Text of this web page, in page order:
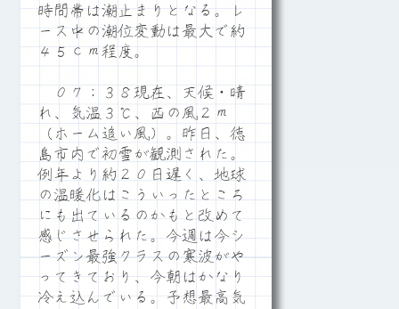
時間帯は潮止まりとなる。レ
ース中の潮位変動は最大で約
４５ｃｍ程度。
０７：３８現在、天候・晴
れ、気温３℃、西の風２ｍ
（ホーム追い風）。昨日、徳
島市内で初雪が観測された。
例年より約２０日遅く、地球
の温暖化はこういったところ
にも出ているのかもと改めて
感じさせられた。今週は今シ
ーズン最強クラスの寒波がや
ってきており、今朝はかなり
冷え込んでいる。予想最高気